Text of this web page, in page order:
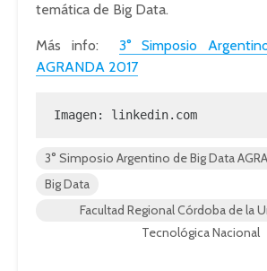
temática de Big Data.
Más info: 3° Simposio
AGRANDA 2017
Imagen: linkedin.com
3° Simposio Argentino de Big Data
Big Data
Facultad Regional Córdoba de la
Tecnológica Nacional